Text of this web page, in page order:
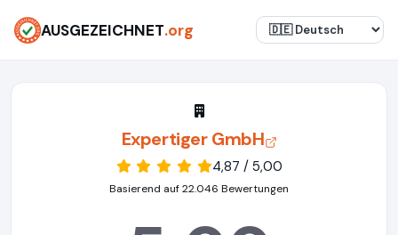
AUSGEZEICHNET.org
Expertiger GmbH
4,87 / 5,00
Basierend auf 22.046 Bewertungen